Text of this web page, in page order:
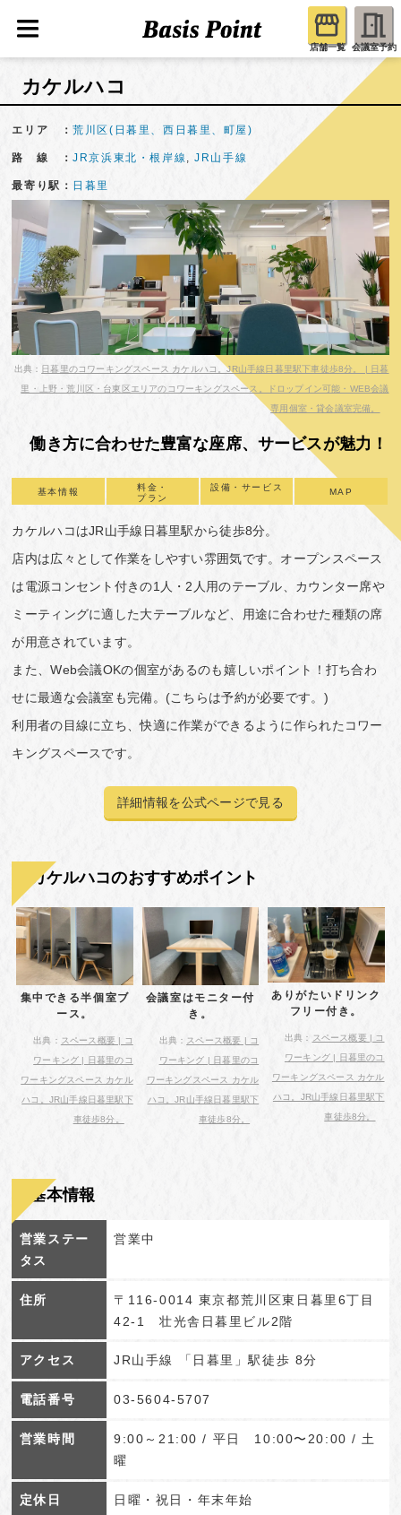
店舗一覧 会議室予約
カケルハコ
エリア ：荒川区(日暮里、西日暮里、町屋)
路 線 ：JR京浜東北・根岸線 ,JR山手線
最寄り駅： 日暮里
出典： 日暮里のコワーキングスペース カケルハコ。JR山手線日暮里駅下車徒歩8分。 | 日暮
里・上野・荒川区・台東区エリアのコワーキングスペース。ドロップイン可能・WEB会議
専用個室・貸会議室完備。
働き方に合わせた豊富な座席、サービスが魅力！
基本情報
料金・
プラン
設備・サービス MAP
カケルハコはJR山手線日暮里駅から徒歩8分。
店内は広々として作業をしやすい雰囲気です。オープンスペース
は電源コンセント付きの1人・2人用のテーブル、カウンター席や
ミーティングに適した大テーブルなど、用途に合わせた種類の席
が用意されています。
また、Web会議OKの個室があるのも嬉しいポイント！打ち合わ
せに最適な会議室も完備。(こちらは予約が必要です。)
利用者の目線に立ち、快適に作業ができるように作られたコワー
キングスペースです。
詳細情報を公式ページで見る
カケルハコのおすすめポイント
集中できる半個室ブ
ース。
出典： スペース概要 | コ
ワーキング | 日暮里のコ
ワーキングスペース カケル
ハコ。JR山手線日暮里駅下
車徒歩8分。
会議室はモニター付
き。
出典： スペース概要 | コ
ワーキング | 日暮里のコ
ワーキングスペース カケル
ハコ。JR山手線日暮里駅下
車徒歩8分。
ありがたいドリンク
フリー付き。
出典：
スペース概要 | コ
ワーキング | 日暮里のコ
ワーキングスペース カケル
ハコ。JR山手線日暮里駅下
車徒歩8分。
基本情報
営業ステー
タス
営業中
住所
〒116-0014 東京都荒川区東日暮里6丁目
42-1 壮光舎日暮里ビル2階
アクセス JR山手線 「日暮里」駅徒歩 8分
電話番号 03-5604-5707
営業時間
9:00～21:00 / 平日 10:00〜20:00 / 土
曜
定休日 日曜・祝日・年末年始